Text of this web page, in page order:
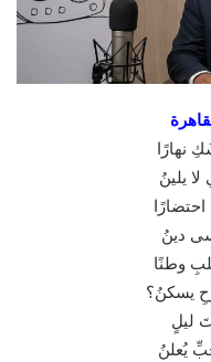
نهارًا
يلينُ
دينُ
وطنًا
يسكنُ؟
ليلٍ
يُعلنُ